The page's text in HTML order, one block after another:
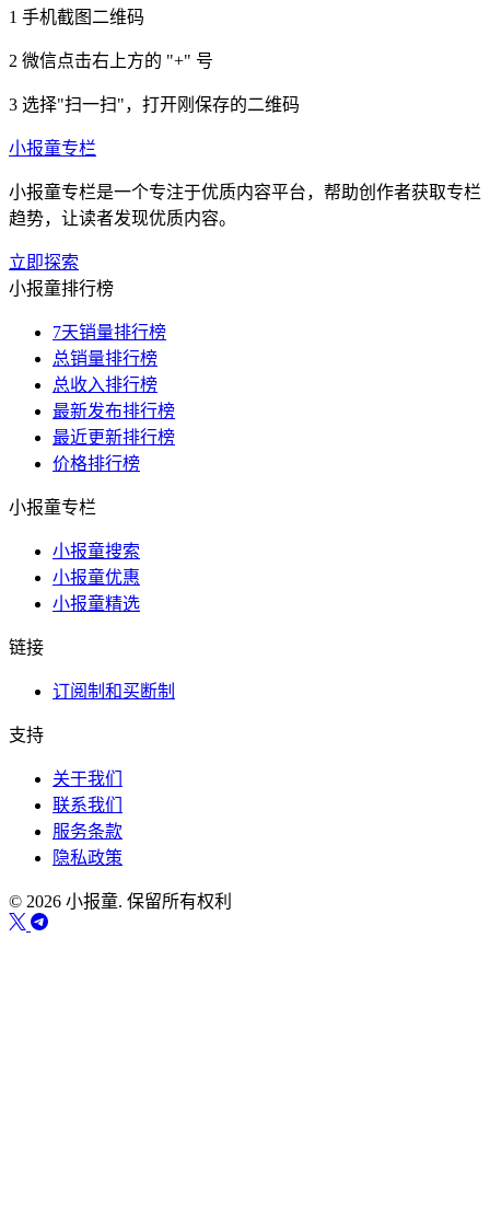
1 手机截图二维码
2 微信点击右上方的 "+" 号
3 选择"扫一扫"，打开刚保存的二维码
小报童专栏
小报童专栏是一个专注于优质内容平台，帮助创作者获取专栏
趋势，让读者发现优质内容。
立即探索
小报童排行榜
7天销量排行榜
总销量排行榜
总收入排行榜
最新发布排行榜
最近更新排行榜
价格排行榜
小报童专栏
小报童搜索
小报童优惠
小报童精选
链接
订阅制和买断制
支持
关于我们
联系我们
服务条款
隐私政策
© 2026 小报童. 保留所有权利